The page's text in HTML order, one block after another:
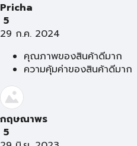
Pricha
5
29 ก.ค. 2024
คุณภาพของสินค้าดีมาก
ความคุ้มค่าของสินค้าดีมาก
กฤษณาพร
5